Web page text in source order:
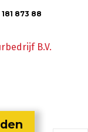
181 873 88